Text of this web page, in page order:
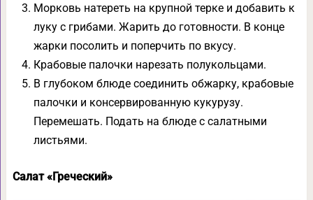
Морковь натереть на крупной терке и добавить к
луку с грибами. Жарить до готовности. В конце
жарки посолить и поперчить по вкусу.
Крабовые палочки нарезать полукольцами.
В глубоком блюде соединить обжарку, крабовые
палочки и консервированную кукурузу.
Перемешать. Подать на блюде с салатными
листьями.
Салат «Греческий»